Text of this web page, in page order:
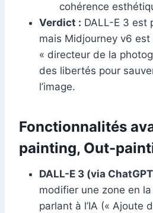
cohérence
Verdict : DALL-E 3 est
mais Midjourney v6 est
« directeur de la
des libertés pour
l’image.
Fonctionnalités
painting, Out-
DALL-E 3 (via
modifier une zone en
parlant à l’IA (« Ajoute